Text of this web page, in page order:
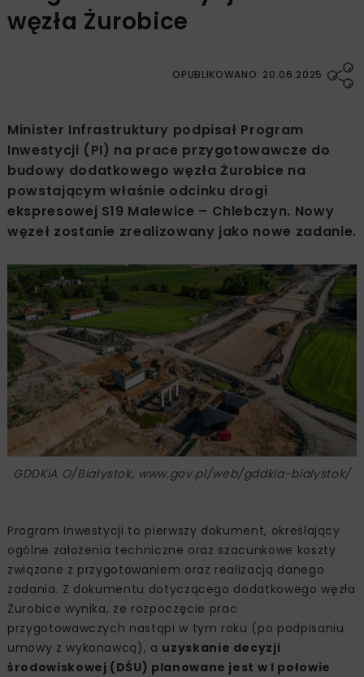
węzła Żurobice
OPUBLIKOWANO: 20.06.2025
Minister Infrastruktury podpisał Program
Inwestycji (PI) na prace przygotowawcze do
budowy dodatkowego węzła Żurobice na
powstającym właśnie odcinku drogi
ekspresowej S19 Malewice – Chlebczyn. Nowy
węzeł zostanie zrealizowany jako nowe zadanie.
GDDKiA O/Białystok, www.gov.pl/web/gddkia-bialystok/
Program Inwestycji to pierwszy dokument, określający
ogólne założenia techniczne oraz szacunkowe koszty
związane z przygotowaniem oraz realizacją danego
zadania. Z dokumentu dotyczącego dodatkowego węzła
Żurobice wynika, że rozpoczęcie prac
przygotowawczych nastąpi w tym roku (po podpisaniu
umowy z wykonawcą), a uzyskanie decyzji
środowiskowej (DŚU) planowane jest w I połowie